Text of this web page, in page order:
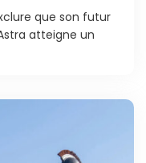
que son futur
atteigne un